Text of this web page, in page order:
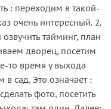
: переходим в такой-
очень интересный. 2.
тайминг, план
дворец, посетим
то время у выхода
сад. Это означает :
фото, посетить